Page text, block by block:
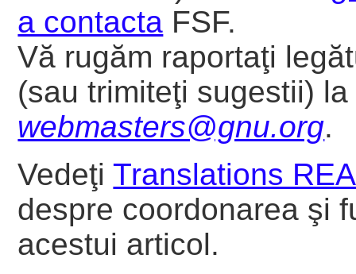
a contacta FSF.
Vă rugăm raportaţi
(sau trimiteţi sugestii)
webmasters@gnu.org.
VedeţiTranslations
despre coordonarea şi
acestui articol.